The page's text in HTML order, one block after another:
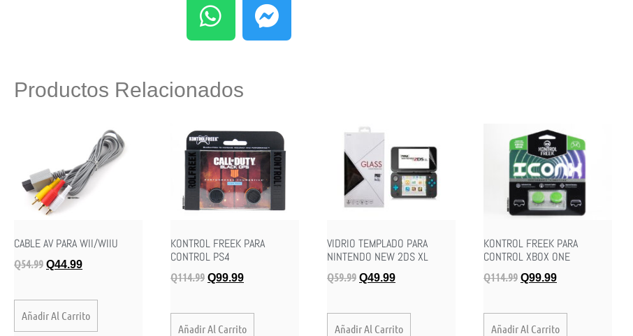
Productos Relacionados
CABLE AV PARA WII/WIIU
Q54.99 Q44.99
Añadir Al Carrito
KONTROL FREEK PARA
CONTROL PS4
Q114.99 Q99.99
Añadir Al Carrito
VIDRIO TEMPLADO PARA
NINTENDO NEW 2DS XL
Q59.99 Q49.99
Añadir Al Carrito
KONTROL FREEK PARA
CONTROL XBOX ONE
Q114.99 Q99.99
Añadir Al Carrito